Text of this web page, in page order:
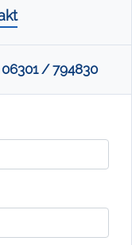
06301 / 794830